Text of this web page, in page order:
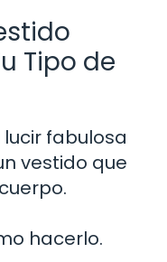
Tipo de
fabulosa
vestido que
hacerlo.